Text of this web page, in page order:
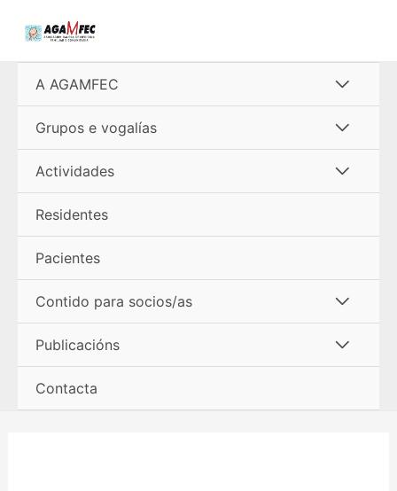
A AGAMFEC
menú
Grupos e vogalías
menú
Actividades
Residentes
Pacientes
Contido para socios/as
menú
Publicacións
Contacta